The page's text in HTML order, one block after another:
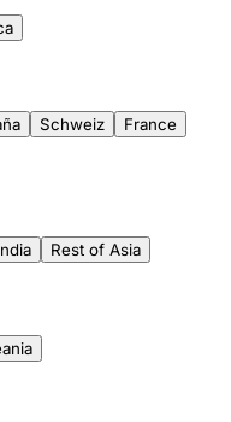
Schweiz
France
Rest of Asia